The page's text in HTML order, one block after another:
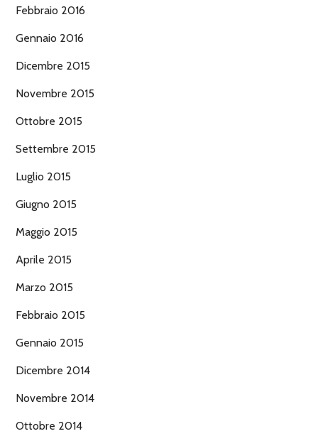
Febbraio 2016
Gennaio 2016
Dicembre 2015
Novembre 2015
Ottobre 2015
Settembre 2015
Luglio 2015
Giugno 2015
Maggio 2015
Aprile 2015
Marzo 2015
Febbraio 2015
Gennaio 2015
Dicembre 2014
Novembre 2014
Ottobre 2014